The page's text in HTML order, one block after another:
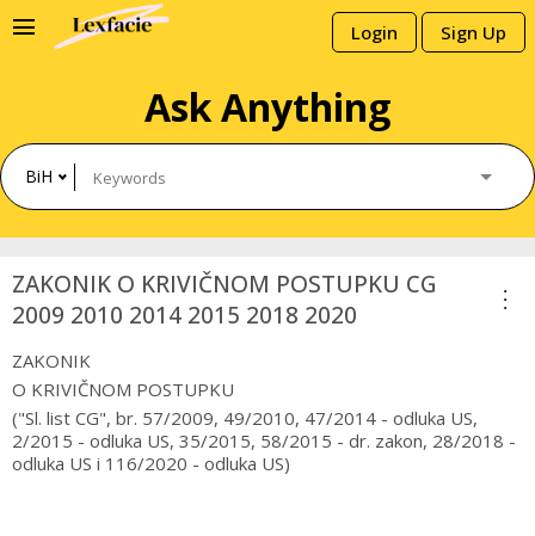
Login Sign Up
menu
Ask Anything
BiH
ZAKONIK O KRIVIČNOM POSTUPKU CG
2009 2010 2014 2015 2018 2020
more_vert
ZAKONIK
O KRIVIČNOM POSTUPKU
("Sl. list CG", br. 57/2009, 49/2010, 47/2014 - odluka US,
2/2015 - odluka US, 35/2015, 58/2015 - dr. zakon, 28/2018 -
odluka US i 116/2020 - odluka US)